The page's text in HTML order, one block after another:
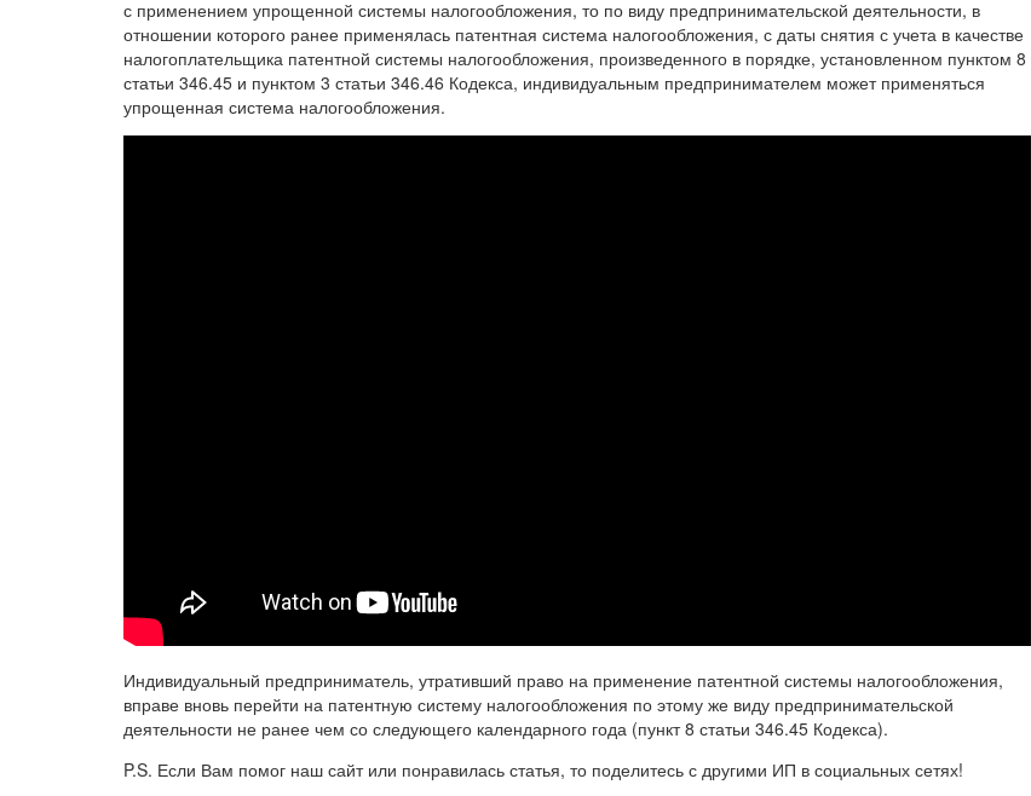
с применением упрощенной системы налогообложения, то по виду предпринимательской деятельности, в
отношении которого ранее применялась патентная система налогообложения, с даты снятия с учета в качестве
налогоплательщика патентной системы налогообложения, произведенного в порядке, установленном пунктом 8
статьи 346.45 и пунктом 3 статьи 346.46 Кодекса, индивидуальным предпринимателем может применяться
упрощенная система налогообложения.
Индивидуальный предприниматель, утративший право на применение патентной системы налогообложения,
вправе вновь перейти на патентную систему налогообложения по этому же виду предпринимательской
деятельности не ранее чем со следующего календарного года (пункт 8 статьи 346.45 Кодекса).
P.S. Если Вам помог наш сайт или понравилась статья, то поделитесь с другими ИП в социальных сетях!